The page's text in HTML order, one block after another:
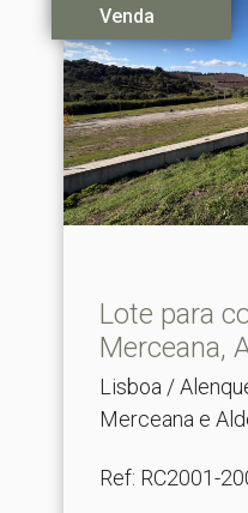
Venda
Lote para
Merceana,
Lisboa /
Merceana e
Ref: RC2001-